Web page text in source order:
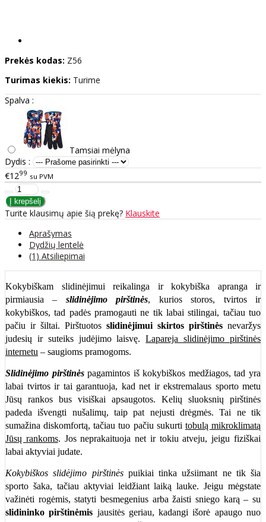
Prekės kodas: Z56
Turimas kiekis: Turime
Spalva :
Tamsiai mėlyna
Dydis :
€1299 su PVM
Turite klausimų apie šią prekę? Klauskite
Aprašymas
Dydžių lentelė
(1) Atsiliepimai
Kokybiškam slidinėjimui reikalinga ir kokybiška apranga ir
pirmiausia – slidinėjimo pirštinės, kurios storos, tvirtos ir
kokybiškos, tad padės pramogauti ne tik labai stilingai, tačiau tuo
pačiu ir šiltai. Pirštuotos slidinėjimui skirtos pirštinės nevaržys
judesių ir suteiks judėjimo laisvę.Lapareja slidinėjimo pirštinės
internetu – saugioms pramogoms.
Slidinėjimo pirštinėspagamintos iš kokybiškos medžiagos, tad yra
labai tvirtos ir tai garantuoja, kad net ir ekstremalaus sporto metu
Jūsų rankos bus visiškai apsaugotos. Kelių sluoksnių pirštinės
padeda išvengti nušalimų, taip pat nejusti drėgmės. Tai ne tik
sumažina diskomfortą, tačiau tuo pačiu sukurti tobulą mikroklimatą
Jūsų rankoms. Jos neprakaituoja net ir tokiu atveju, jeigu fiziškai
labai aktyviai judate.
Kokybiškos slidėjimo pirštinėspuikiai tinka užsiimant ne tik šia
sporto šaka, tačiau aktyviai leidžiant laiką lauke. Jeigu mėgstate
važinėti rogėmis, statyti besmegenius arba žaisti sniego karą – su
slidininko pirštinėmis jausitės geriau, kadangi išorė apaugo nuo